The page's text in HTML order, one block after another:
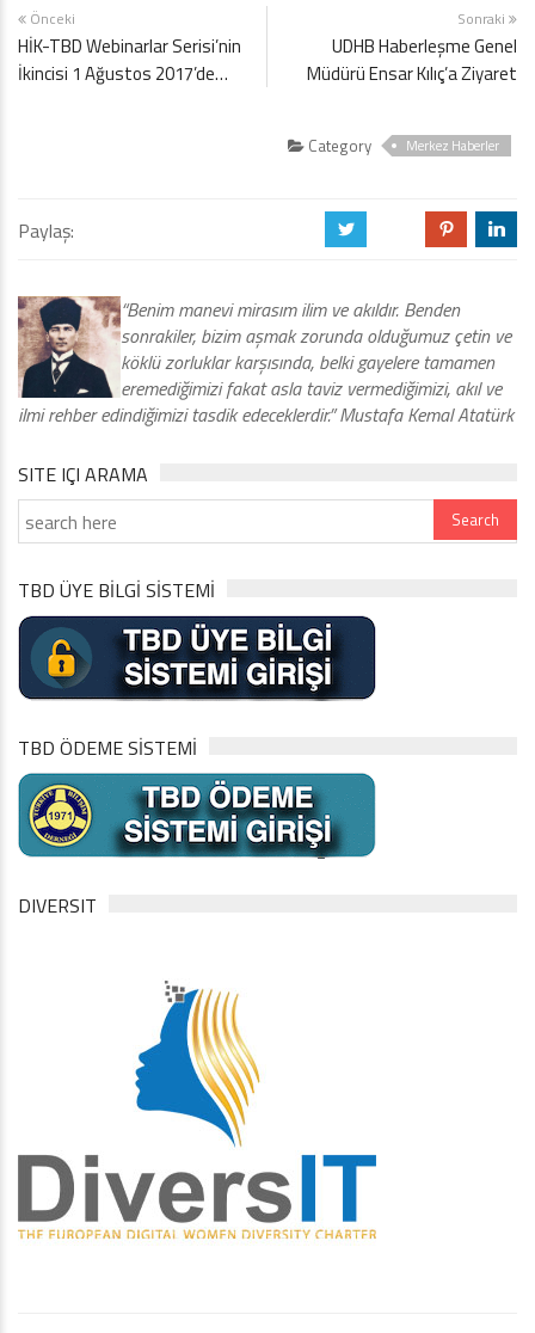
Önceki
HİK-TBD Webinarlar Serisi’nin
İkincisi 1 Ağustos 2017’de…
Sonraki
UDHB Haberleşme Genel
Müdürü Ensar Kılıç’a Ziyaret
Category Merkez Haberler
Paylaş: a d j
“Benim manevi mirasım ilim ve akıldır. Benden
sonrakiler, bizim aşmak zorunda olduğumuz çetin ve
köklü zorluklar karşısında, belki gayelere tamamen
eremediğimizi fakat asla taviz vermediğimizi, akıl ve
ilmi rehber edindiğimizi tasdik edeceklerdir.” Mustafa Kemal Atatürk
SITE IÇI ARAMA
TBD ÜYE BİLGİ SİSTEMİ
TBD ÖDEME SİSTEMİ
DIVERSIT